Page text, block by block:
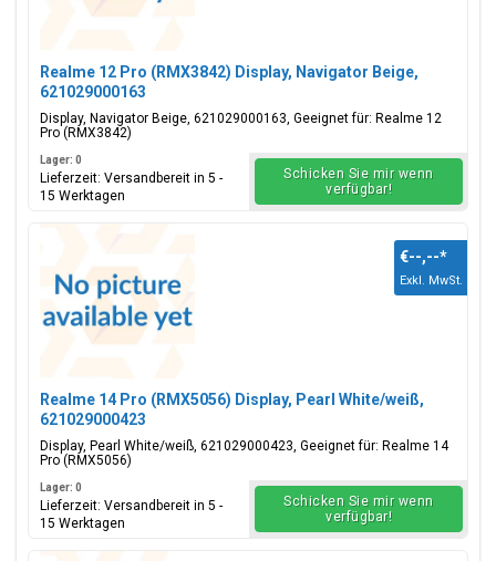
Realme 12 Pro (RMX3842) Display, Navigator Beige,
621029000163
Display, Navigator Beige, 621029000163, Geeignet für: Realme 12
Pro (RMX3842)
Lager: 0
Lieferzeit: Versandbereit in 5 -
15 Werktagen
Schicken Sie mir wenn
verfügbar!
Realme 14 Pro (RMX5056) Display, Pearl White/weiß,
621029000423
Display, Pearl White/weiß, 621029000423, Geeignet für: Realme 14
Pro (RMX5056)
€--,--*
Exkl. MwSt.
Lager: 0
Lieferzeit: Versandbereit in 5 -
15 Werktagen
Schicken Sie mir wenn
verfügbar!